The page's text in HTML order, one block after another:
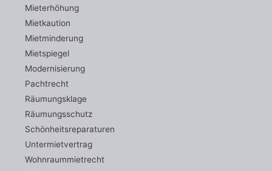
Mieterhöhung
Mietkaution
Mietminderung
Mietspiegel
Modernisierung
Pachtrecht
Räumungsklage
Räumungsschutz
Schönheitsreparaturen
Untermietvertrag
Wohnraummietrecht